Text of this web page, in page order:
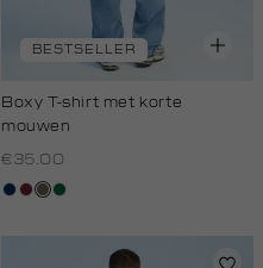
BESTSELLER
Boxy T-shirt met korte
mouwen
€35.00
donkerblauw
bordeaux
lichtbruin
donkergroen